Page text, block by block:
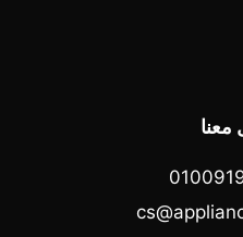
معنا